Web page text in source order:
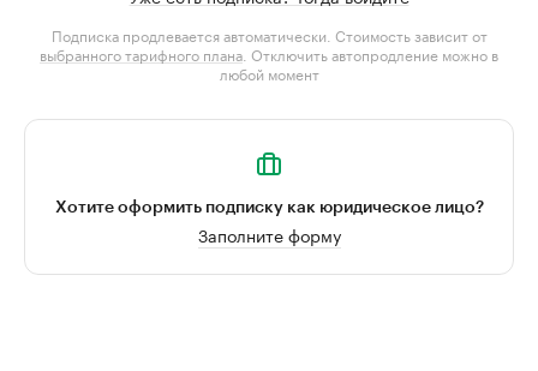
Подписка продлевается автоматически. Стоимость зависит от
выбранного тарифного плана . Отключить автопродление можно в
любой момент
Хотите оформить подписку как юридическое лицо?
Заполните форму